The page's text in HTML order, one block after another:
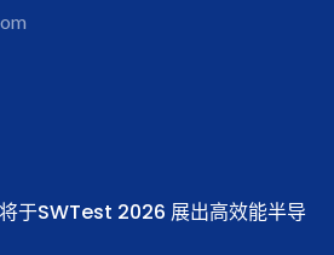
于SWTest 2026 展出高效能半导